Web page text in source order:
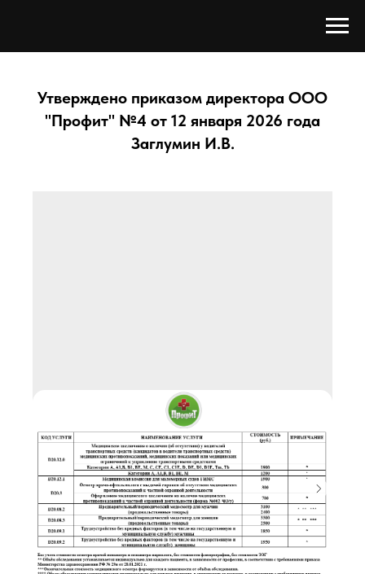
Утверждено приказом директора ООО
"Профит" №4 от 12 января 2026 года
Заглумин И.В.